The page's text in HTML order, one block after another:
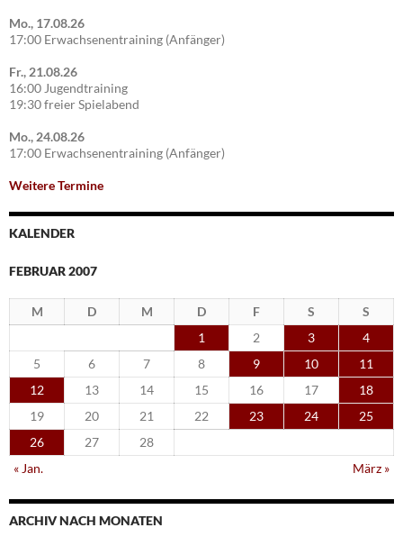
Mo., 17.08.26
17:00 Erwachsenentraining (Anfänger)
Fr., 21.08.26
16:00 Jugendtraining
19:30 freier Spielabend
Mo., 24.08.26
17:00 Erwachsenentraining (Anfänger)
Weitere Termine
KALENDER
FEBRUAR 2007
M D M D F S
S
1
2 3
4
5
6 7 8 9 10
11
12
13 14 15 16 17
18
19
20 21 22 23 24
25
26
27
28
« Jan.
März »
ARCHIV NACH MONATEN